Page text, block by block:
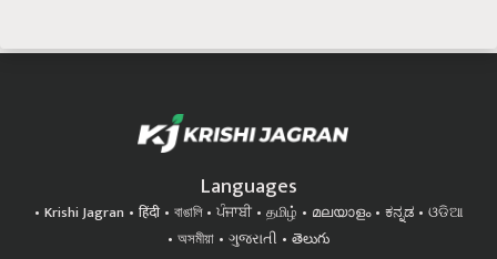
Languages
Krishi Jagran हिंदी বাঙালি ਪੰਜਾਬੀ தமிழ் മലയാളം ಕನ್ನಡ
ଓଡିଆ
অসমীয়া
ગુજરાતી తెలుగు